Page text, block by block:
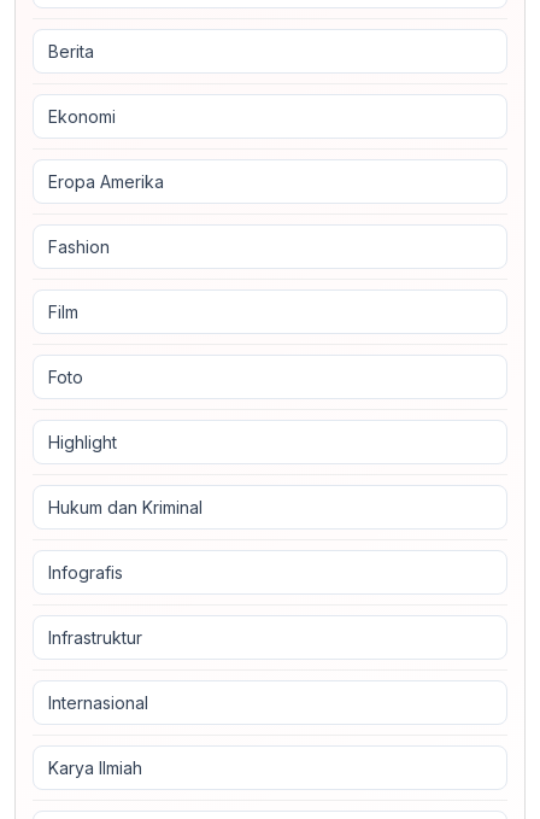
Berita
Ekonomi
Eropa Amerika
Fashion
Film
Foto
Highlight
Hukum dan Kriminal
Infografis
Infrastruktur
Internasional
Karya Ilmiah